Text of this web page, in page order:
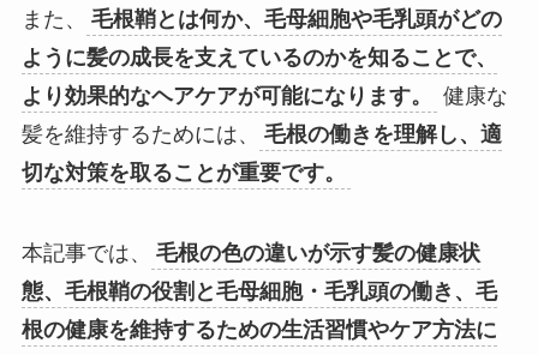
また、
毛根鞘とは何か、毛母細胞や毛乳頭がどの
ように髪の成長を支えているのかを知ることで、
より効果的なヘアケアが可能になります。
健康な
髪を維持するためには、
毛根の働きを理解し、適
切な対策を取ることが重要です。
本記事では、
毛根の色の違いが示す髪の健康状
態、毛根鞘の役割と毛母細胞・毛乳頭の働き、毛
根の健康を維持するための生活習慣やケア方法に